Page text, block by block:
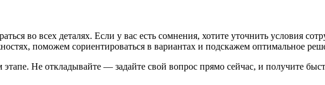
во всех деталях. Если у вас есть сомнения, хотите уточнить условия
поможем сориентироваться в вариантах и подскажем оптимальное
Не откладывайте — задайте свой вопрос прямо сейчас, и получите